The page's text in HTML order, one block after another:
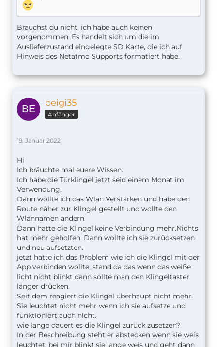
Brauchst du nicht, ich habe auch keinen
vorgenommen. Es handelt sich um die im
Auslieferzustand eingelegte SD Karte, die ich auf
Hinweis des Netatmo Supports formatiert habe.
beigi35
Anfänger
19. Januar 2022
Hi
Ich bräuchte mal euere Wissen.
Ich habe die Türklingel jetzt seid einem Monat im
Verwendung.
Dann wollte ich das Wlan Verstärken und habe den
Route näher zur Klingel gestellt und wollte den
Wlannamen ändern.
Dann hatte die Klingel keine Verbindung mehr.Nichts
hat mehr geholfen. Dann wollte ich sie zurücksetzen
und neu aufsetzten.
jetzt hatte ich das Problem wie ich die Klingel mit der
App verbinden wollte, stand da das wenn das weiße
licht nicht blinkt dann sollte man den Klingeltaster
länger drücken.
Seit dem reagiert die Klingel überhaupt nicht mehr.
Sie leuchtet nicht mehr wenn ich sie aufsetze und
funktioniert auch nicht.
wie lange dauert es die Klingel zurück zusetzen?
In der Beschreibung steht er abstecken wenn sie weis
leuchtet. bei mir blinkt sie lange weis und geht dann